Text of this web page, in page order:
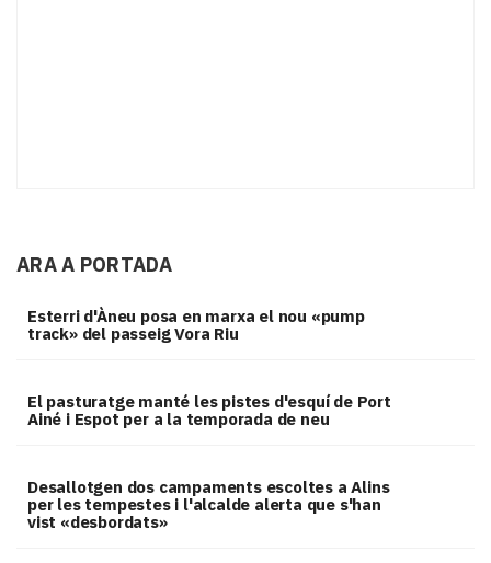
ARA A PORTADA
Esterri d'Àneu posa en marxa el nou «pump
track» del passeig Vora Riu
El pasturatge manté les pistes d'esquí de Port
Ainé i Espot per a la temporada de neu
​Desallotgen dos campaments escoltes a Alins
per les tempestes i l'alcalde alerta que s'han
vist «desbordats»